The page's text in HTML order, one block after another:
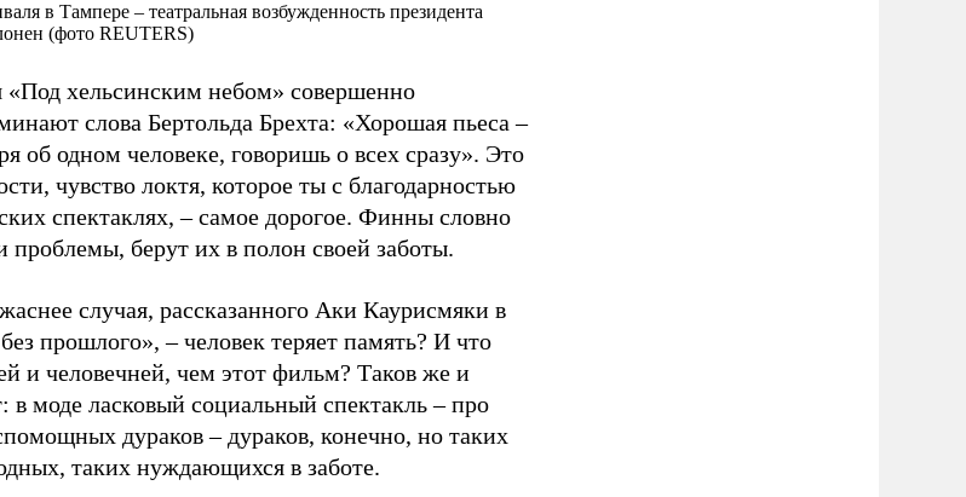
в Тампере – театральная возбужденность президента
(фото REUTERS)
«Под хельсинским небом» совершенно
слова Бертольда Брехта: «Хорошая пьеса –
об одном человеке, говоришь о всех сразу». Это
чувство локтя, которое ты с благодарностью
спектаклях, – самое дорогое. Финны словно
проблемы, берут их в полон своей заботы.
случая, рассказанного Аки Каурисмяки в
прошлого», – человек теряет память? И что
и человечней, чем этот фильм? Таков же и
в моде ласковый социальный спектакль – про
дураков – дураков, конечно, но таких
таких нуждающихся в заботе.